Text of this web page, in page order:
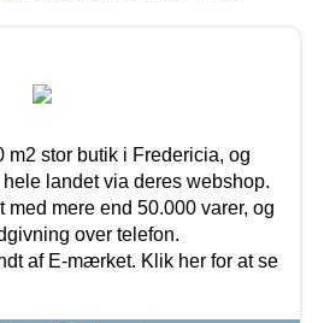
m2 stor butik i Fredericia, og
landet via deres webshop.
med mere end 50.000 varer, og
over telefon.
af E-mærket. Klik her for at se